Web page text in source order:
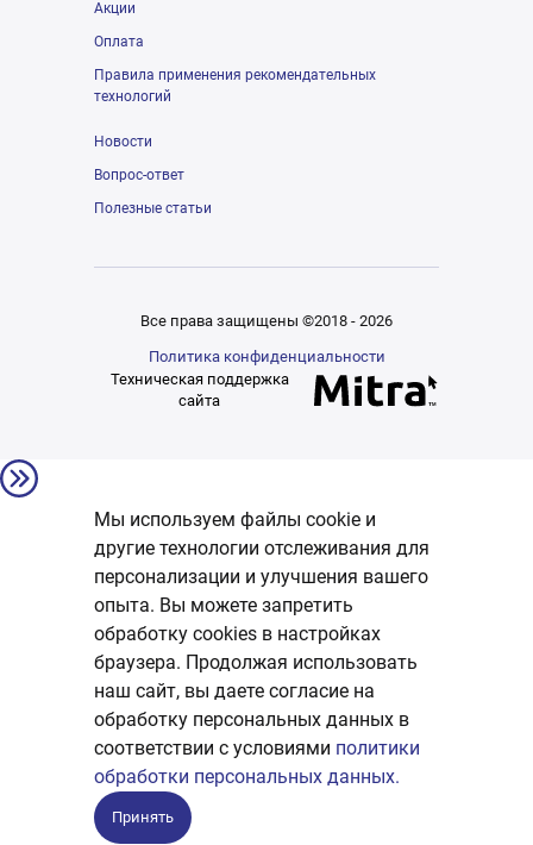
Акции
Оплата
Правила применения рекомендательных
технологий
Новости
Вопрос-ответ
Полезные статьи
Все права защищены ©2018 - 2026
Политика конфиденциальности
Техническая поддержка
сайта
Мы используем файлы cookie и
другие технологии отслеживания для
персонализации и улучшения вашего
опыта. Вы можете запретить
обработку сookies в настройках
браузера. Продолжая использовать
наш сайт, вы даете согласие на
обработку персональных данных в
соответствии с условиями политики
обработки персональных данных.
Принять